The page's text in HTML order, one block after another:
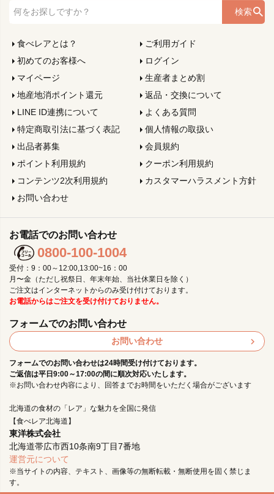
検索
食べレアとは？
ご利用ガイド
初めてのお客様へ
ログイン
マイページ
生産者まとめ割
地産地消ポイント還元
返品・交換について
LINE ID連携について
よくある質問
特定商取引法に基づく表記
個人情報の取扱い
出品者募集
会員規約
ポイント利用規約
クーポン利用規約
コンテンツ2次利用規約
カスタマーハラスメント方針
お問い合わせ
北海道の食材の「レア」な魅力を全国に発信
【食べレア北海道】
東洋株式会社
北海道帯広市西10条南9丁目7番地
運営元について
※当サイトの内容、テキスト、画像等の無断転載・無断使用を固く禁じま
す。
お電話でのお問い合わせ
0800-100-1004
受付：9：00～12:00,13:00~16：00
月〜金（ただし祝祭日、年末年始、当社休業日を除く）
ご注文はインターネットからのみ受け付けております。
お電話からはご注文を受け付けておりません。
フォームでのお問い合わせ
お問い合わせ
フォームでのお問い合わせは24時間受け付けております。
ご返信は平日9:00～17:00の間に順次対応いたします。
※お問い合わせ内容により、回答までお時間をいただく場合がございます